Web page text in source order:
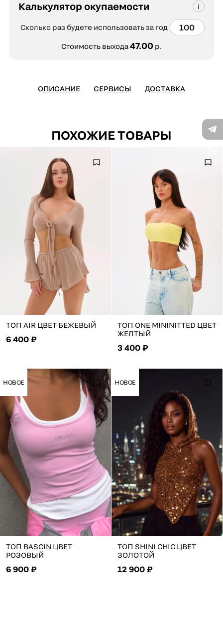
Калькулятор окупаемости
Сколько раз будете использовать за год
Стоимость выхода 47.00 р.
ОПИСАНИЕ СЕРВИСЫ ДОСТАВКА
ПОХОЖИЕ ТОВАРЫ
ТОП AIR ЦВЕТ БЕЖЕВЫЙ
6 400 ₽
ТОП ONE MININITTED ЦВЕТ
ЖЕЛТЫЙ
3 400 ₽
НОВОЕ
ТОП BASCIN ЦВЕТ
РОЗОВЫЙ
6 900 ₽
НОВОЕ
ТОП SHINI CHIC ЦВЕТ
ЗОЛОТОЙ
12 900 ₽